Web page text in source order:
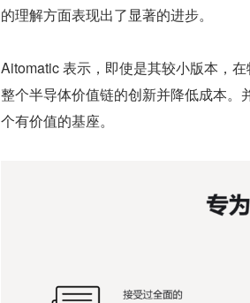
的理解方面表现出了显著的进步。
Aitomatic 表示，即使是其较小版本，
整个半导体价值链的创新并降低成本
个有价值的基座。